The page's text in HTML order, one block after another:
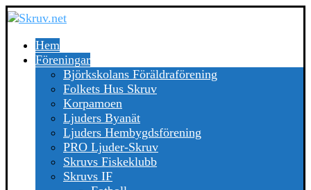
Hem
Föreningar
Björkskolans Föräldraförening
Folkets Hus Skruv
Korpamoen
Ljuders Byanät
Ljuders Hembygdsförening
PRO Ljuder-Skruv
Skruvs Fiskeklubb
Skruvs IF